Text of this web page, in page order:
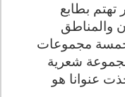
بطابع
والمناطق
خمسة مجموعات
شعرية
عنوانا هو